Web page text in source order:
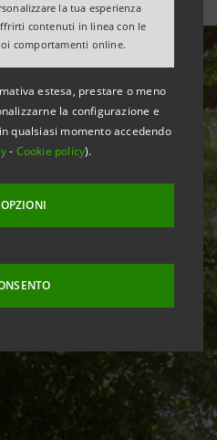
la tua esperienza
contenuti in linea con le
comportamenti online.
estesa, prestare o meno
la configurazione e
qualsiasi momento accedendo
- Cookie policy).